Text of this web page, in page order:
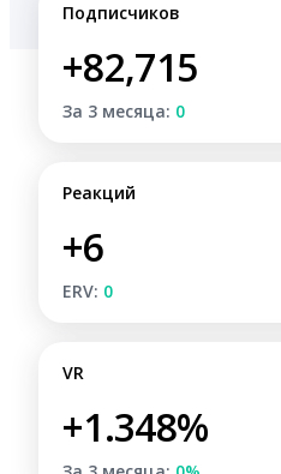
Подписчиков
+82,715
За 3 месяца: 0
Реакций
+6
ERV: 0
VR
+1.348%